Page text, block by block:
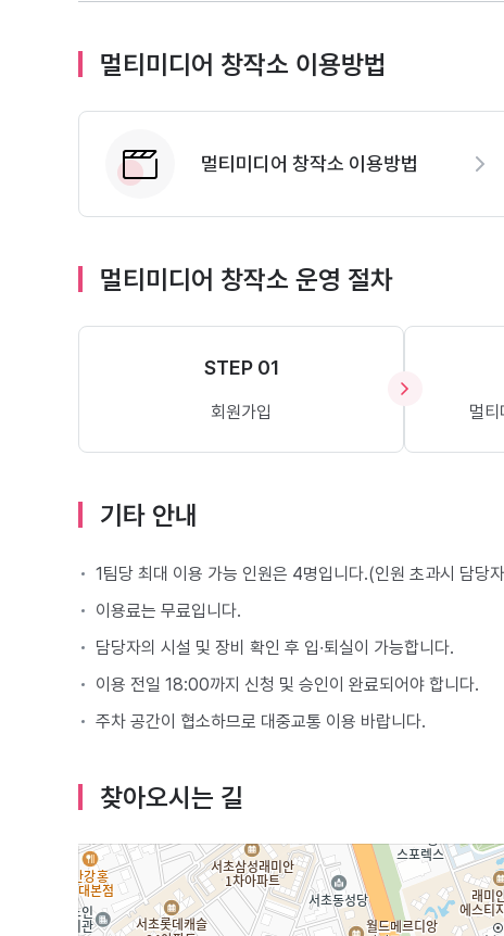
멀티미디어 창작소 이용방법
멀티미디어 창작소 이용방법
멀티미디어 창작소 운영 절차
STEP 01
회원가입 멀
기타 안내
1팀당 최대 이용 가능 인원은 4명입니다.(인원 초과시 담당
이용료는 무료입니다.
담당자의 시설 및 장비 확인 후 입∙퇴실이 가능합니다.
이용 전일 18:00까지 신청 및 승인이 완료되어야 합니다.
주차 공간이 협소하므로 대중교통 이용 바랍니다.
찾아오시는 길